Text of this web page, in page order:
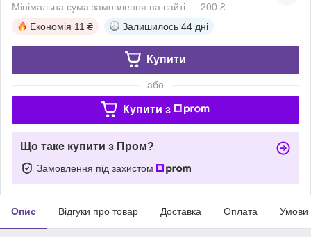
Мінімальна сума замовлення на сайті — 200 ₴
Економія 11 ₴ Залишилось 44 дні
Купити
або
Купити з
Що таке купити з Пром?
Замовлення під захистом
Опис Відгуки про товар Доставка Оплата Умови